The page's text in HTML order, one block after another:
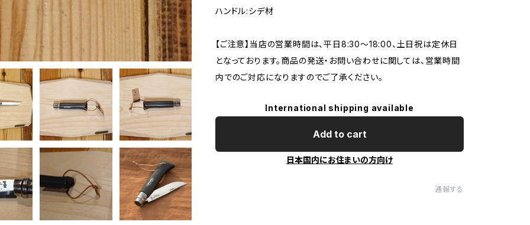
ハンドル:シデ材
【ご注意】当店の営業時間は、平日8:30～18:00、土日祝は定休日
となっております。商品の発送・お問い合わせに関しては、営業時間
内でのご対応になりますのでご了承ください。
International shipping available
Add to cart
日本国内にお住まいの方向け
通報する